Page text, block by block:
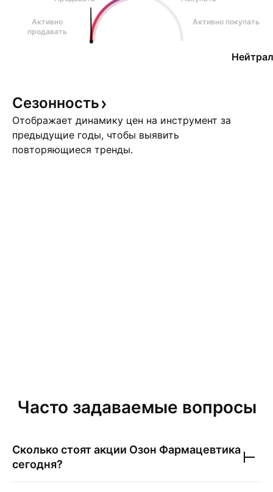
Активно
продавать
Активно покупать
Сезонность
Отображает динамику цен на инструмент за
предыдущие годы, чтобы выявить
повторяющиеся тренды.
Часто задаваемые вопросы
Сколько стоят акции Озон Фармацевтика
сегодня?